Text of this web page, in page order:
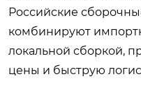
Российские
комбинируют
локальной сборкой,
цены и быструю